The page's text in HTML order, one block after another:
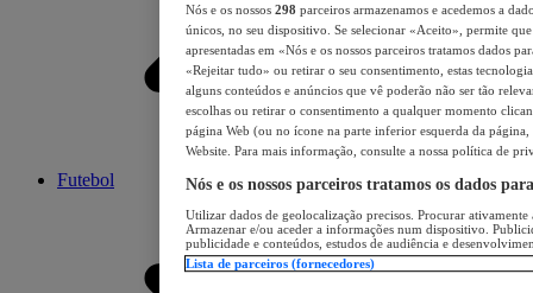
Futebol
Nós e os nossos 298 parceiros armazenamos e acedemos a
únicos, no seu dispositivo. Se selecionar «Aceito», permite
apresentadas em «Nós e os nossos parceiros tratamos dados
«Rejeitar tudo» ou retirar o seu consentimento, estas
alguns conteúdos e anúncios que vê poderão não ser tão
escolhas ou retirar o consentimento a qualquer momento
página Web (ou no ícone na parte inferior esquerda da página,
Website. Para mais informação, consulte a nossa política de
Nós e os nossos parceiros tratamos os dados
Utilizar dados de geolocalização precisos. Procurar
Armazenar e/ou aceder a informações num dispositivo.
publicidade e conteúdos, estudos de audiência e
Lista de parceiros (fornecedores)